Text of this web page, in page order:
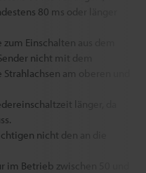
80 ms oder länger
Einschalten aus dem
nicht mit dem
am oberen und
länger, da
nicht den an die
Betrieb zwischen 50 und